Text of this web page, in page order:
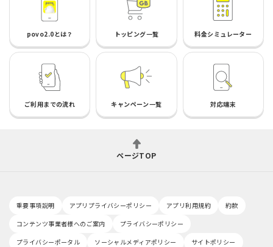
povo2.0とは？ トッピング一覧 料金シミュレーター
ご利用までの流れ キャンペーン一覧 対応端末
ページTOP
重要事項説明 アプリプライバシーポリシー アプリ利用規約
約款
コンテンツ事業者様へのご案内
プライバシーポリシー
プライバシーポータル
ソーシャルメディアポリシー
サイトポリシー